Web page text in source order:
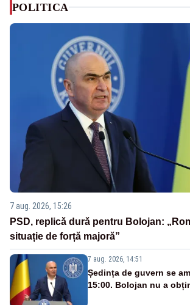
POLITICA
7 aug. 2026, 15:26
PSD, replică dură pentru Bolojan:
situație de forță majoră”
7 aug. 2026, 14:51
Ședința de guvern se
15:00. Bolojan nu a